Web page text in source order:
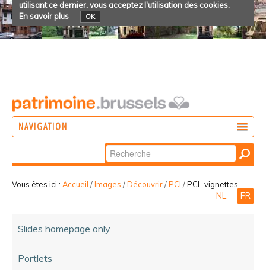
utilisant ce dernier, vous acceptez l'utilisation des cookies.
En savoir plus
OK
NAVIGATION
Chercher par
Recherche
avancée…
Vous êtes ici : Accueil /Images /Découvrir/PCI /PCI- vignettes
NL FR
Slides homepage only
Portlets